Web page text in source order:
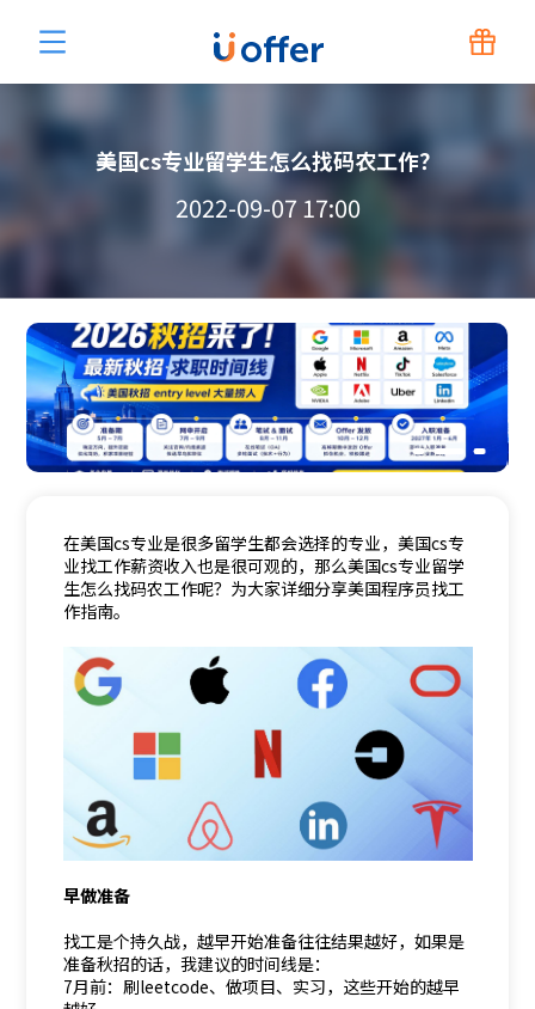
美国cs专业留学生怎么找码农工作？
2022-09-07 17:00
在美国cs专业是很多留学生都会选择的专业，美国cs专
业找工作薪资收入也是很可观的，那么美国cs专业留学
生怎么找码农工作呢？为大家详细分享美国程序员找工
作指南。
早做准备
找工是个持久战，越早开始准备往往结果越好，如果是
准备秋招的话，我建议的时间线是：
7月前：刷leetcode、做项目、实习，这些开始的越早